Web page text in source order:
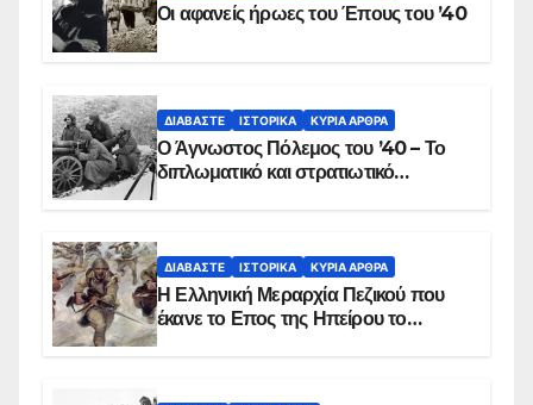
Οι αφανείς ήρωες του Έπους του ’40
ΔΙΑΒΆΣΤΕ ΙΣΤΟΡΙΚΆ ΚΥΡΙΑ ΑΡΘΡΑ
Ο Άγνωστος Πόλεμος του ’40 – Το
διπλωματικό και στρατιωτικό
ΔΙΑΒΆΣΤΕ ΙΣΤΟΡΙΚΆ ΚΥΡΙΑ ΑΡΘΡΑ
Η Ελληνική Μεραρχία Πεζικού που
έκανε το Επος της Ηπείρου το